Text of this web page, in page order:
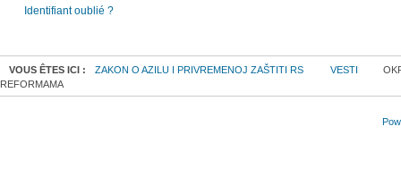
Identifiant oublié ?
VOUS ÊTES ICI : ZAKON O AZILU I PRIVREMENOJ ZAŠTITI RS VESTI
REFORMAMA